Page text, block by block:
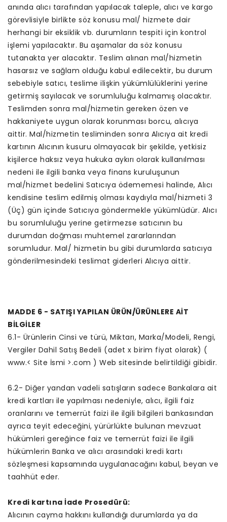
anında alıcı tarafından yapılacak taleple, alıcı ve kargo
görevlisiyle birlikte söz konusu mal/ hizmete dair
herhangi bir eksiklik vb. durumların tespiti için kontrol
işlemi yapılacaktır. Bu aşamalar da söz konusu
tutanakta yer alacaktır. Teslim alınan mal/hizmetin
hasarsız ve sağlam olduğu kabul edilecektir, bu durum
sebebiyle satıcı, teslime ilişkin yükümlülüklerini yerine
getirmiş sayılacak ve sorumluluğu kalmamış olacaktır.
Teslimden sonra mal/hizmetin gereken özen ve
hakkaniyete uygun olarak korunması borcu, alıcıya
aittir. Mal/hizmetin tesliminden sonra Alıcıya ait kredi
kartının Alıcının kusuru olmayacak bir şekilde, yetkisiz
kişilerce haksız veya hukuka aykırı olarak kullanılması
nedeni ile ilgili banka veya finans kuruluşunun
mal/hizmet bedelini Satıcıya ödememesi halinde, Alıcı
kendisine teslim edilmiş olması kaydıyla mal/hizmeti 3
(Üç) gün içinde Satıcıya göndermekle yükümlüdür. Alıcı
bu sorumluluğu yerine getirmezse satıcının bu
durumdan doğması muhtemel zararlarından
sorumludur. Mal/ hizmetin bu gibi durumlarda satıcıya
gönderilmesindeki teslimat giderleri Alıcıya aittir.
MADDE 6 - SATIŞI YAPILAN ÜRÜN/ÜRÜNLERE AİT
BİLGİLER
6.1- Ürünlerin Cinsi ve türü, Miktarı, Marka/Modeli, Rengi,
Vergiler Dahil Satış Bedeli (adet x birim fiyat olarak) (
www.< Site İsmi >.com ) Web sitesinde belirtildiği gibidir.
6.2- Diğer yandan vadeli satışların sadece Bankalara ait
kredi kartları ile yapılması nedeniyle, alıcı, ilgili faiz
oranlarını ve temerrüt faizi ile ilgili bilgileri bankasından
ayrıca teyit edeceğini, yürürlükte bulunan mevzuat
hükümleri gereğince faiz ve temerrüt faizi ile ilgili
hükümlerin Banka ve alıcı arasındaki kredi kartı
sözleşmesi kapsamında uygulanacağını kabul, beyan ve
taahhüt eder.
Kredi kartına İade Prosedürü:
Alıcının cayma hakkını kullandığı durumlarda ya da